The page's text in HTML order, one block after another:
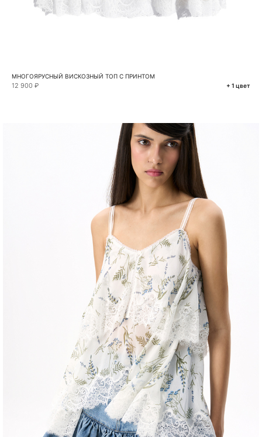
МНОГОЯРУСНЫЙ ВИСКОЗНЫЙ ТОП С ПРИНТОМ
12 900 ₽ + 1 цвет